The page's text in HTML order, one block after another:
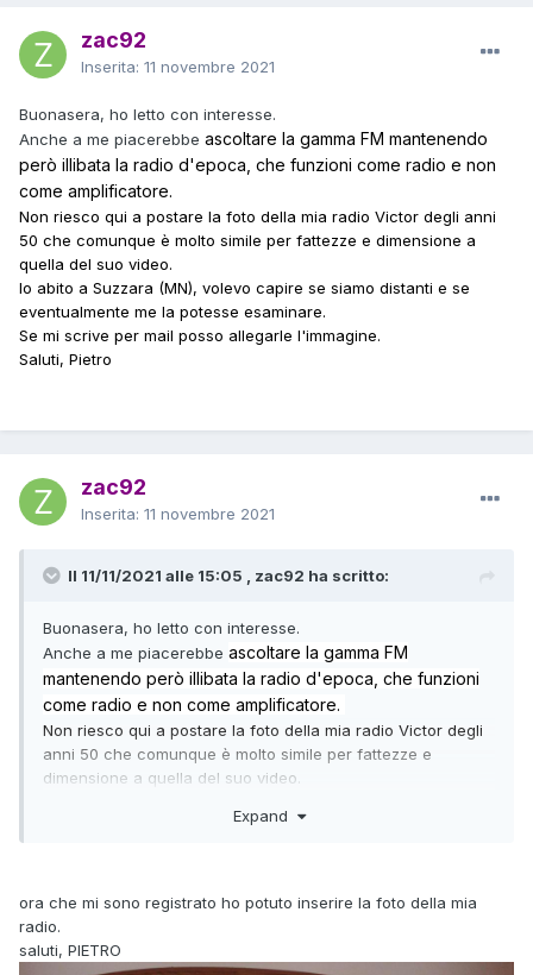
zac92
Inserita: 11 novembre 2021
Buonasera, ho letto con interesse.
Anche a me piacerebbe ascoltare la gamma FM mantenendo
però illibata la radio d'epoca, che funzioni come radio e non
come amplificatore.
Non riesco qui a postare la foto della mia radio Victor degli anni
50 che comunque è molto simile per fattezze e dimensione a
quella del suo video.
Io abito a Suzzara (MN), volevo capire se siamo distanti e se
eventualmente me la potesse esaminare.
Se mi scrive per mail posso allegarle l'immagine.
Saluti, Pietro
zac92
Inserita: 11 novembre 2021
Il 11/11/2021 alle 15:05 , zac92 ha scritto:
Buonasera, ho letto con interesse.
Anche a me piacerebbe ascoltare la gamma FM
mantenendo però illibata la radio d'epoca, che funzioni
come radio e non come amplificatore.
Non riesco qui a postare la foto della mia radio Victor degli
anni 50 che comunque è molto simile per fattezze e
dimensione a quella del suo video.
eventualmente me la potesse esaminare.
Expand
ora che mi sono registrato ho potuto inserire la foto della mia
radio.
saluti, PIETRO